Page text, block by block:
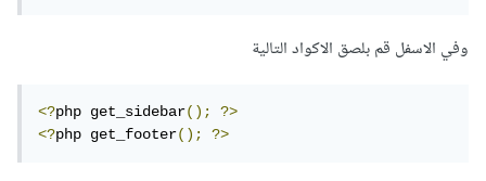
وفي الاسفل قم بلصق الاكواد التالية
<?php get_sidebar();
?>
<?php get_footer(); ?>